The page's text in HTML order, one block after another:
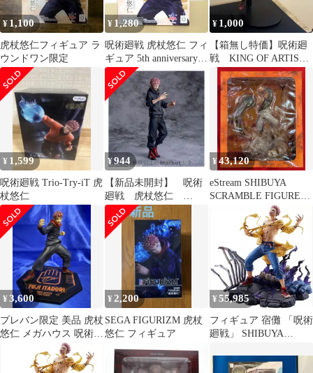
¥ 1,100
虎杖悠仁フィギュア ラ
ウンドワン限定
¥ 1,280
呪術廻戦 虎杖悠仁 フィ
ギュア 5th anniversary
ラウンドワン限定
¥ 1,000
【箱無し特価】呪術廻
戦 KING OF ARTIST
虎杖悠仁 フィギュア
¥ 1,599
呪術廻戦 Trio-Try-iT 虎
杖悠仁
¥944
【新品未開封】 呪術
廻戦 虎杖悠仁
XStellar フィギュア
SEGA
¥43,120
eStream SHIBUYA
SCRAMBLE FIGURE
1/7 虎杖悠二
¥3,600
プレバン限定 美品 虎杖
悠仁 メガハウス 呪術廻
戦 フィギュア
¥ 2,200
SEGA FIGURIZM 虎杖
悠仁 フィギュア
¥ 55,985
フィギュア 宿儺 「呪術
廻戦」 SHIBUYA
1/7 PVC製塗装済み完成